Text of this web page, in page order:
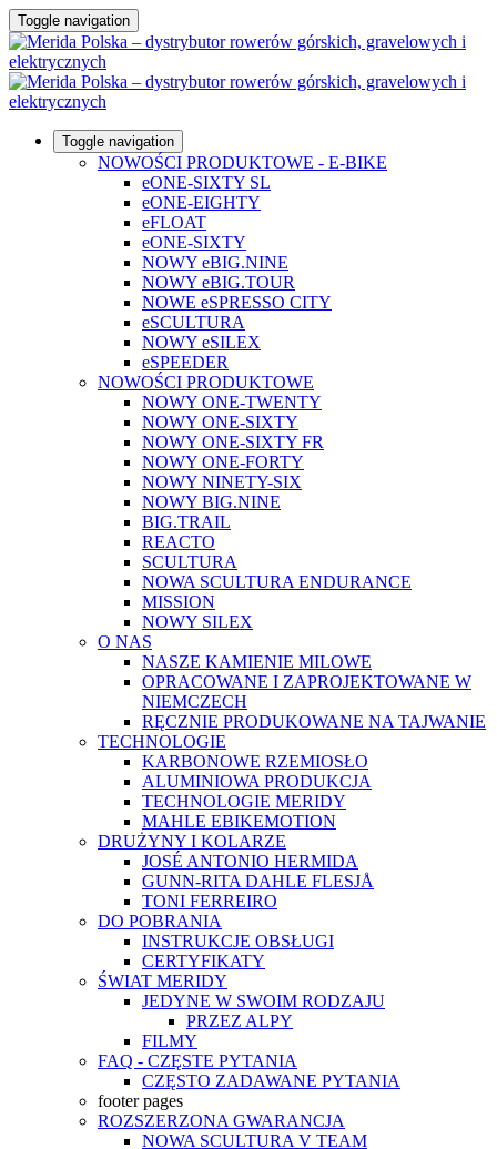
Toggle navigation
Toggle navigation
NOWOŚCI PRODUKTOWE - E-BIKE
eONE-SIXTY SL
eONE-EIGHTY
eFLOAT
eONE-SIXTY
NOWY eBIG.NINE
NOWY eBIG.TOUR
NOWE eSPRESSO CITY
eSCULTURA
NOWY eSILEX
eSPEEDER
NOWOŚCI PRODUKTOWE
NOWY ONE-TWENTY
NOWY ONE-SIXTY
NOWY ONE-SIXTY FR
NOWY ONE-FORTY
NOWY NINETY-SIX
NOWY BIG.NINE
BIG.TRAIL
REACTO
SCULTURA
NOWA SCULTURA ENDURANCE
MISSION
NOWY SILEX
O NAS
NASZE KAMIENIE MILOWE
OPRACOWANE I ZAPROJEKTOWANE W
NIEMCZECH
RĘCZNIE PRODUKOWANE NA TAJWANIE
TECHNOLOGIE
KARBONOWE RZEMIOSŁO
ALUMINIOWA PRODUKCJA
TECHNOLOGIE MERIDY
MAHLE EBIKEMOTION
DRUŻYNY I KOLARZE
JOSÉ ANTONIO HERMIDA
GUNN-RITA DAHLE FLESJÅ
TONI FERREIRO
DO POBRANIA
INSTRUKCJE OBSŁUGI
CERTYFIKATY
ŚWIAT MERIDY
JEDYNE W SWOIM RODZAJU
PRZEZ ALPY
FILMY
FAQ - CZĘSTE PYTANIA
CZĘSTO ZADAWANE PYTANIA
footer pages
ROZSZERZONA GWARANCJA
NOWA SCULTURA V TEAM